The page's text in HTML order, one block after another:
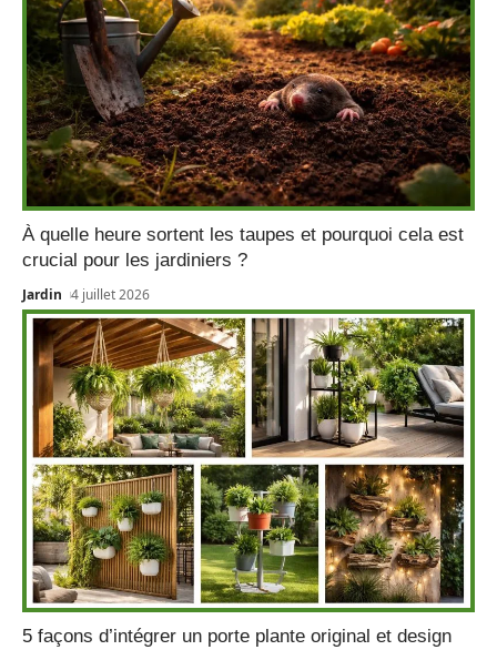
À quelle heure sortent les taupes et pourquoi cela est
crucial pour les jardiniers ?
Jardin 4 juillet 2026
5 façons d’intégrer un porte plante original et design